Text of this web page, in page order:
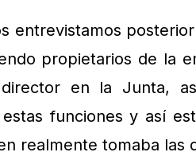
entrevistamos
propietarios de la
en la Junta,
funciones y así
realmente tomaba las